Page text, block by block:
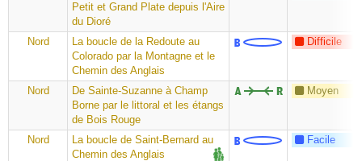
Petit et Grand Plate depuis l'Aire
du Dioré
Nord
La boucle de la Redoute au
Colorado par la Montagne et le
Chemin des Anglais
Difficile
Nord
De Sainte-Suzanne à Champ
Borne par le littoral et les étangs
de Bois Rouge
Moyen
Nord
La boucle de Saint-Bernard au
Chemin des Anglais
Facile